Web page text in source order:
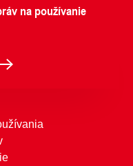
na používanie